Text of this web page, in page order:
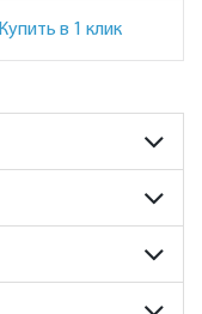
Купить в 1 клик